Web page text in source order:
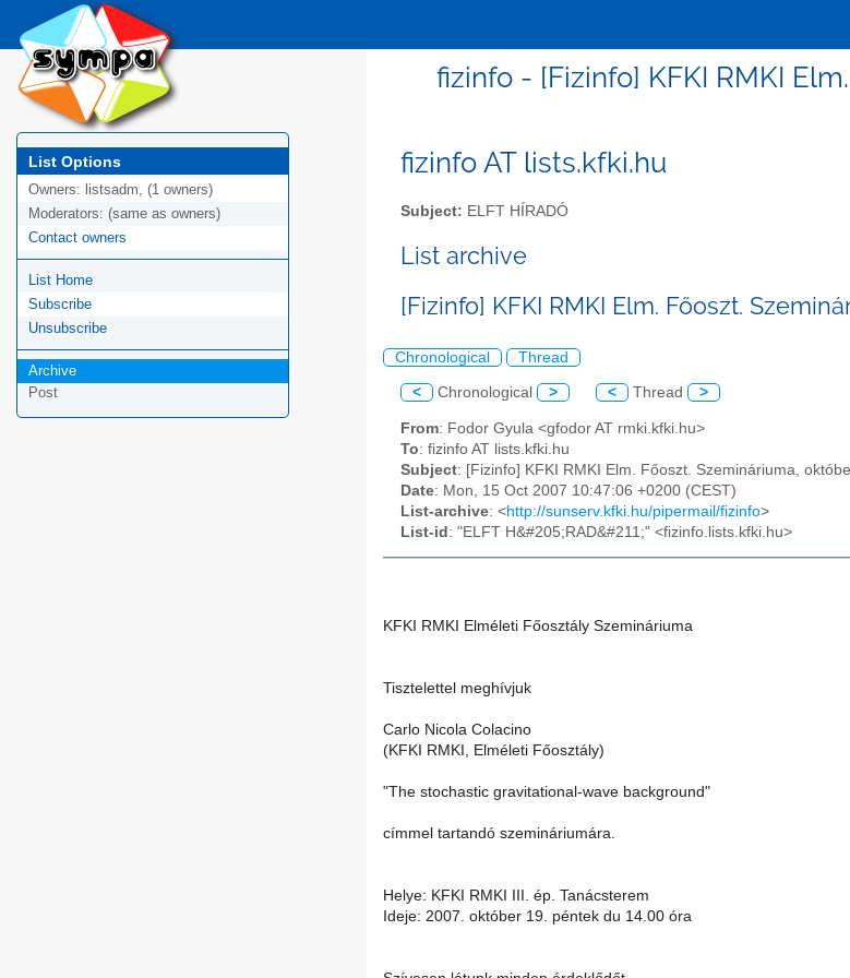
fizinfo - [Fizinfo] KFKI RMKI
List Options
Owners: listsadm, (1 owners)
Moderators: (same as owners)
Contact owners
List Home
Subscribe
Unsubscribe
Archive
Post
fizinfo AT lists.kfki.hu
Subject: ELFT HÍRADÓ
List archive
[Fizinfo] KFKI RMKI Elm. Főoszt.
Chronological Thread
< Chronological > < Thread >
From: Fodor Gyula <gfodor AT rmki.kfki.hu>
To: fizinfo AT lists.kfki.hu
Subject: [Fizinfo] KFKI RMKI Elm. Főoszt. Szemináriuma,
Date: Mon, 15 Oct 2007 10:47:06 +0200 (CEST)
List-archive: <http://sunserv.kfki.hu/pipermail/fizinfo>
List-id : "ELFT H&#205;RAD&#211;" <fizinfo.lists.kfki.hu>
KFKI RMKI Elméleti Főosztály Szemináriuma
Tisztelettel meghívjuk
Carlo Nicola Colacino
(KFKI RMKI, Elméleti Főosztály)
"The stochastic gravitational-wave background"
címmel tartandó szemináriumára.
Helye: KFKI RMKI III. ép. Tanácsterem
Ideje: 2007. október 19. péntek du 14.00 óra